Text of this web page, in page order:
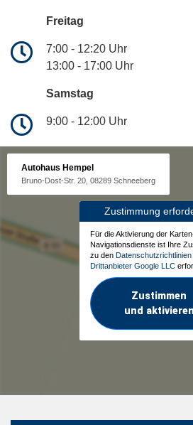
Freitag
7:00 - 12:20 Uhr
13:00 - 17:00 Uhr
Samstag
9:00 - 12:00 Uhr
Autohaus Hempel
Bruno-Dost-Str. 20, 08289 Schneeberg
Zustimmung
Für die Aktivierung der
Navigationsdienste ist Ihre
zu den
Drittanbieter Google LLC
Zustimmen
und aktivieren